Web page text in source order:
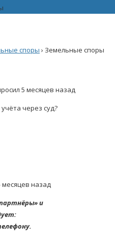
споры › Земельные споры
5 месяцев назад
через суд?
месяцев назад
и